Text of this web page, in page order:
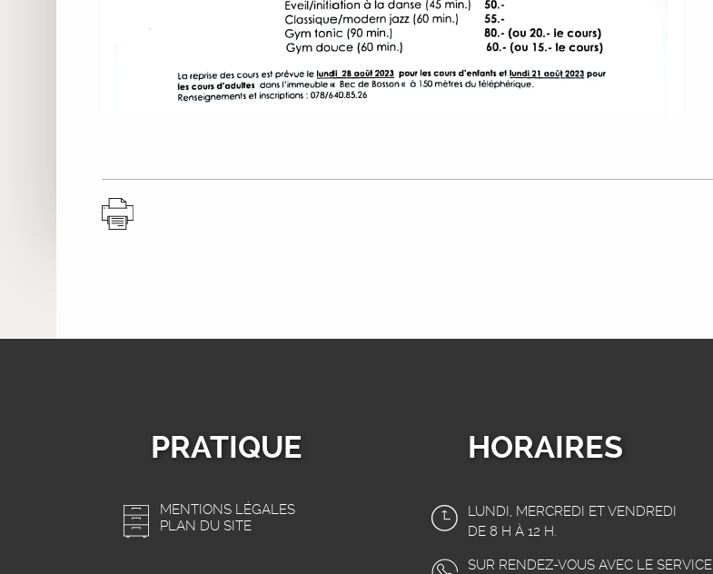
PRATIQUE
MENTIONS LÉGALES
PLAN DU SITE
HORAIRES
LUNDI, MERCREDI ET VENDREDI
DE 8 H À 12 H.
SUR RENDEZ-VOUS AVEC LE SERVICE